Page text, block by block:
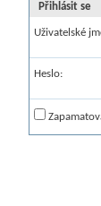
Přihlásit se
Uživatelské
Heslo: